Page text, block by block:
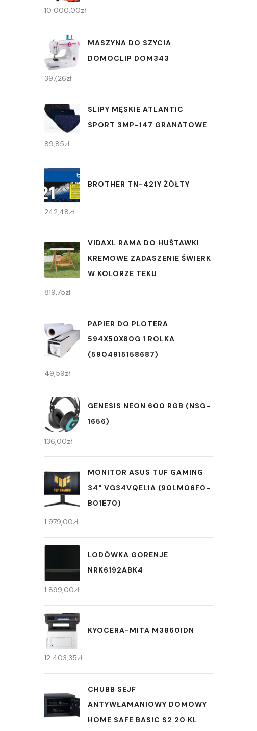
10 000,00zł
MASZYNA DO SZYCIA
DOMOCLIP DOM343
397,26zł
SLIPY MĘSKIE ATLANTIC
SPORT 3MP-147 GRANATOWE
89,85zł
BROTHER TN-421Y ŻÓŁTY
242,48zł
VIDAXL RAMA DO HUŚTAWKI
KREMOWE ZADASZENIE ŚWIERK
W KOLORZE TEKU
819,75zł
PAPIER DO PLOTERA
594X50X80G 1 ROLKA
(5904915158687)
49,59zł
GENESIS NEON 600 RGB (NSG-
1656)
136,00zł
MONITOR ASUS TUF GAMING
34" VG34VQEL1A (90LM06F0-
B01E70)
1 979,00zł
LODÓWKA GORENJE
NRK6192ABK4
1 899,00zł
KYOCERA-MITA M3860IDN
12 403,35zł
CHUBB SEJF
ANTYWŁAMANIOWY DOMOWY
HOME SAFE BASIC S2 20 KL